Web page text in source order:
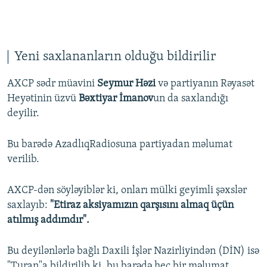
Yeni saxlananların olduğu bildirilir
AXCP sədr müavini Seymur Həzivə partiyanın Rəyasət
Heyətinin üzvü Bəxtiyar İmanovun da saxlandığı
deyilir.
Bu barədə AzadlıqRadiosuna partiyadan məlumat
verilib.
AXCP-dən söyləyiblər ki, onları mülki geyimli şəxslər
saxlayıb: "Etiraz aksiyamızın qarşısını almaq üçün
atılmış addımdır".
Bu deyilənlərlə bağlı Daxili İşlər Nazirliyindən (DİN) isə